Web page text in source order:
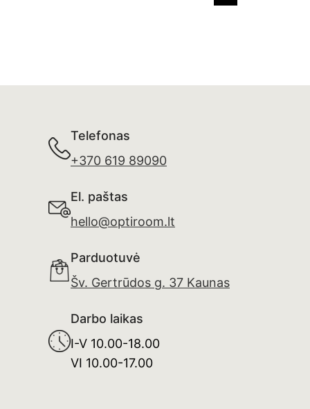
Telefonas
+370 619 89090
El. paštas
hello@optiroom.lt
Parduotuvė
Šv. Gertrūdos g. 37 Kaunas
Darbo laikas
I-V 10.00-18.00
VI 10.00-17.00